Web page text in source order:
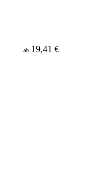
ab 19,41 €